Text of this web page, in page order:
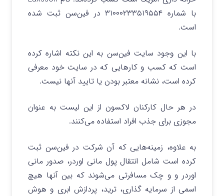
با شماره ۳۱۰۰۰۲۳۳۵۱۹۵۵۴ در فین‌سن ثبت شده
است.
با این وجود سایت فین‌سن به این نکته اشاره کرده
است که کسب و کارهایی که در سایت خود معرفی
کرده است، نشانه معتبر بودن یا تایید آنها نیست.
در هر حال کارکنان لاکسون از این لیست به عنوان
مجوزی برای جذب افراد استفاده می‌کنند.
به علاوه، زمینه‌هایی که آن شرکت در فین‌سن ثبت
کرده است شامل انتقال پول مانی اوردر، صدور مانی
اوردر و و چک مسافرتی می‌شوند که بین آنها هیچ
اسمی از سرمایه گذاری، ترید، پردازش ابری و هوش